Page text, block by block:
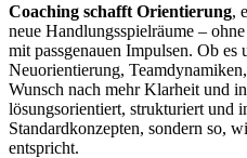
Coaching schafft Orientierung,
neue Handlungsspielräume –
mit passgenauen Impulsen. Ob es
Neuorientierung,
Wunsch nach mehr Klarheit und
lösungsorientiert, strukturiert und
Standardkonzepten, sondern so,
entspricht.